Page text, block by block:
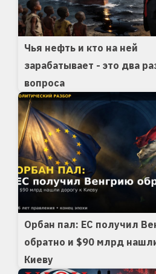
Чья нефть и кто на ней
зарабатывает - это два
вопроса
Орбан пал: ЕС получил
обратно и $90 млрд
Киеву